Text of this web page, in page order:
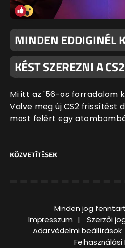
MINDEN EDDIGINÉL
KÉST SZEREZNI A
Mi itt az '56-os forradalom
Valve meg új CS2 frissítést
most felért egy
KÖZVETÍTÉSEK
Minden jog
Impresszum
Szerzői
Adatvédelmi beállítások